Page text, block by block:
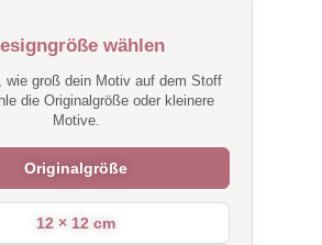
wählen
wie groß dein Motiv auf dem Stoff
die Originalgröße oder kleinere
Motive.
Originalgröße
12 × 12 cm